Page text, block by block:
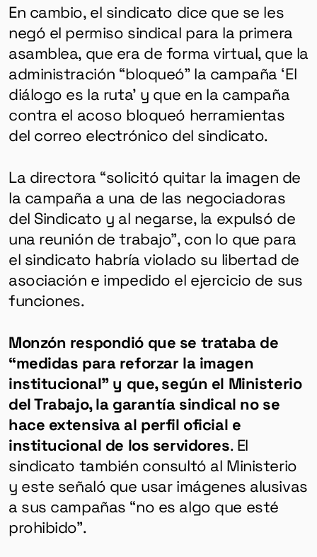
En cambio, el sindicato dice que se les
negó el permiso sindical para la primera
asamblea, que era de forma virtual, que la
administración “bloqueó” la campaña ‘El
diálogo es la ruta’ y que en la campaña
contra el acoso bloqueó herramientas
del correo electrónico del sindicato.
La directora “solicitó quitar la imagen de
la campaña a una de las negociadoras
del Sindicato y al negarse, la expulsó de
una reunión de trabajo”, con lo que para
el sindicato habría violado su libertad de
asociación e impedido el ejercicio de sus
funciones.
Monzón respondió que se trataba de
“medidas para reforzar la imagen
institucional” y que, según el Ministerio
del Trabajo, la garantía sindical no se
hace extensiva al perfil oficial e
institucional de los servidores. El
sindicato también consultó al Ministerio
y este señaló que usar imágenes alusivas
a sus campañas “no es algo que esté
prohibido”.